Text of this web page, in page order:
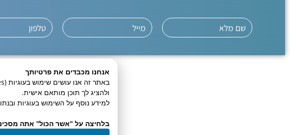
חדשות
אנחנו מכבדים את פרטיותך
ולהציג לך תוכן מותאם אישית.
למידע נוסף על השימוש בעוגיות
בלחיצה על "אשר הכול" אתה